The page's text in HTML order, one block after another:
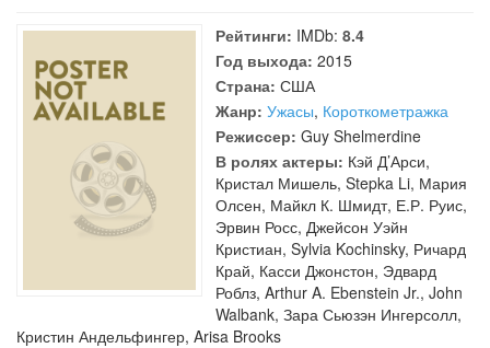
Рейтинги: IMDb: 8.4
Год выхода: 2015
Страна: США
Жанр: Ужасы, Короткометражка
Режиссер: Guy Shelmerdine
В ролях актеры: Кэй Д’Арси,
Кристал Мишель, Stepka Li, Мария
Олсен, Майкл К. Шмидт, Е.Р. Руис,
Эрвин Росс, Джейсон Уэйн
Кристиан, Sylvia Kochinsky, Ричард
Край, Касси Джонстон, Эдвард
Роблз, Arthur A. Ebenstein Jr., John
Walbank, Зара Сьюзэн Ингерсолл,
Кристин Андельфингер, Arisa Brooks